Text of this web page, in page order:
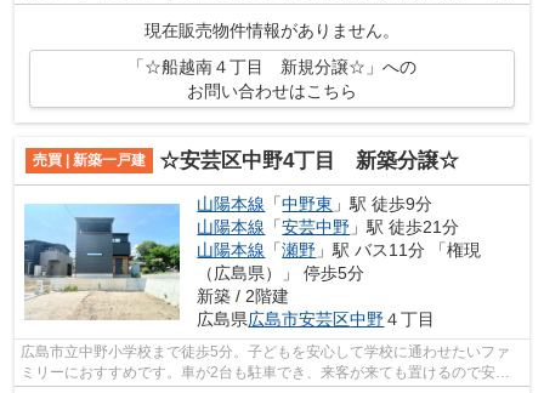
分かりやすくなります。キッチン周りの...
現在販売物件情報がありません。
「☆船越南４丁目 新規分譲☆」への
お問い合わせはこちら
売買 | 新築一戸建 ☆安芸区中野4丁目 新築分譲☆
山陽本線 「中野東 」駅 徒歩9分
山陽本線 「安芸中野 」駅 徒歩21分
山陽本線 「瀬野 」駅 バス11分 「権現
（広島県）」 停歩5分
新築 / 2階建
広島県広島市安芸区中野４丁目
広島市立中野小学校まで徒歩5分。子どもを安心して学校に通わせたいファ
ミリーにおすすめです。車が2台も駐車でき、来客が来ても置けるので安心